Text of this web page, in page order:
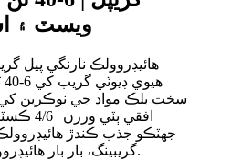
ويسٽ ۽
سخت بلڪ مواد جي نوڪرين کي
افقي
جھٽڪو جذب ڪندڙ
گريبينگ، بار بار هائيڊروولڪ هوز بر... کان ٿڪل.